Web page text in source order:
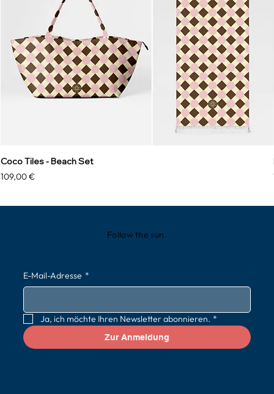
Coco Tiles - Beach Set
Preis
109,00 €
Follow the sun.
E-Mail-Adresse *
Ja, ich möchte Ihren Newsletter abonnieren. *
Zur Anmeldung